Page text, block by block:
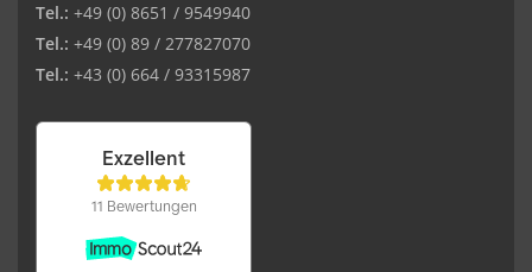
Tel.: +49 (0) 8651 / 9549940
Tel.: +49 (0) 89 / 277827070
Tel.: +43 (0) 664 / 93315987